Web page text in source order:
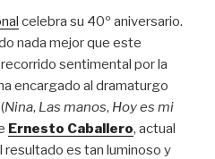
celebra su 40º aniversario.
nada mejor que este
sentimental por la
encargado al dramaturgo
(Nina, Las manos, Hoy es mi
Ernesto Caballero, actual
es tan luminoso y